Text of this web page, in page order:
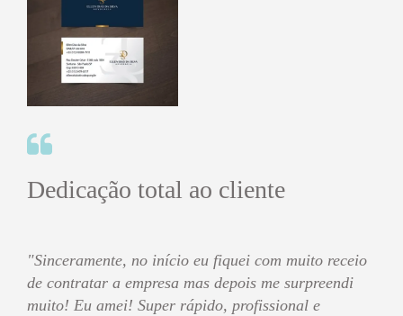
Dedicação total ao cliente
"Sinceramente, no início eu fiquei com muito receio
de contratar a empresa mas depois me surpreendi
muito! Eu amei! Super rápido, profissional e